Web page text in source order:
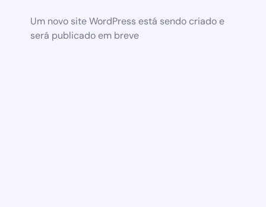
Um novo site WordPress está sendo criado e
será publicado em breve